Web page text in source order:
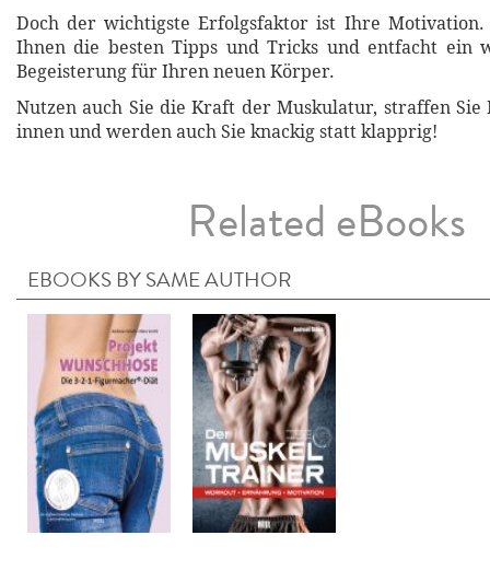
Doch der wichtigste Erfolgsfaktor ist Ihre
Ihnen die besten Tipps und Tricks und entfacht ein
Begeisterung für Ihren neuen Körper.
Nutzen auch Sie die Kraft der Muskulatur, straffen
innen und werden auch Sie knackig statt klapprig!
Related eBooks
EBOOKS BY SAME AUTHOR